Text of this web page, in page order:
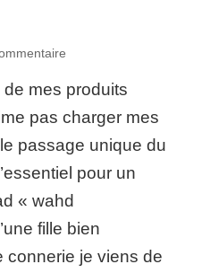
« chic
&
pas
cher »:
J’ai
testé
pour
vous!
mes produits
pas charger mes
passage unique du
pour un
« wahd
fille bien
connerie je viens de